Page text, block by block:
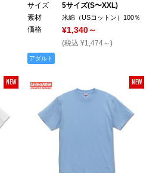
サイズ
5サイズ(S〜XXL)
素材
米綿（USコットン）100％
価格 ¥1,340～
(税込 ¥1,474～)
アダルト
NEW NEW